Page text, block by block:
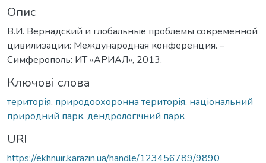
Опис
В.И. Вернадский и глобальные проблемы современной
цивилизации: Международная конференция. –
Симферополь: ИТ «АРИАЛ», 2013.
Ключові слова
територія, природоохоронна територія, національний
природний парк, дендрологічний парк
URI
https://ekhnuir.karazin.ua/handle/123456789/9890